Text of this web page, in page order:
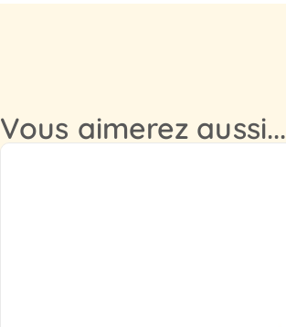
Vous aimerez aussi...